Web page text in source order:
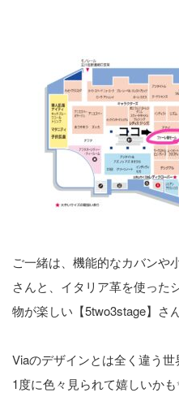
ご一緒は、機能的なカバンや
さんと、イタリア革を使った
物が楽しい【5two3stage】さ
Viaのデザインとは全く違う
1度に色々見られて嬉しいかも